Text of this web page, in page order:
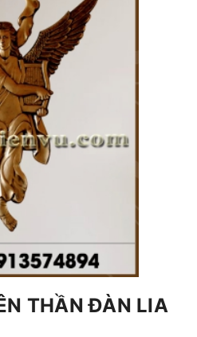
THẦN ĐÀN LIA